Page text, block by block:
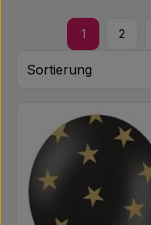
Seite
1
Seite
2